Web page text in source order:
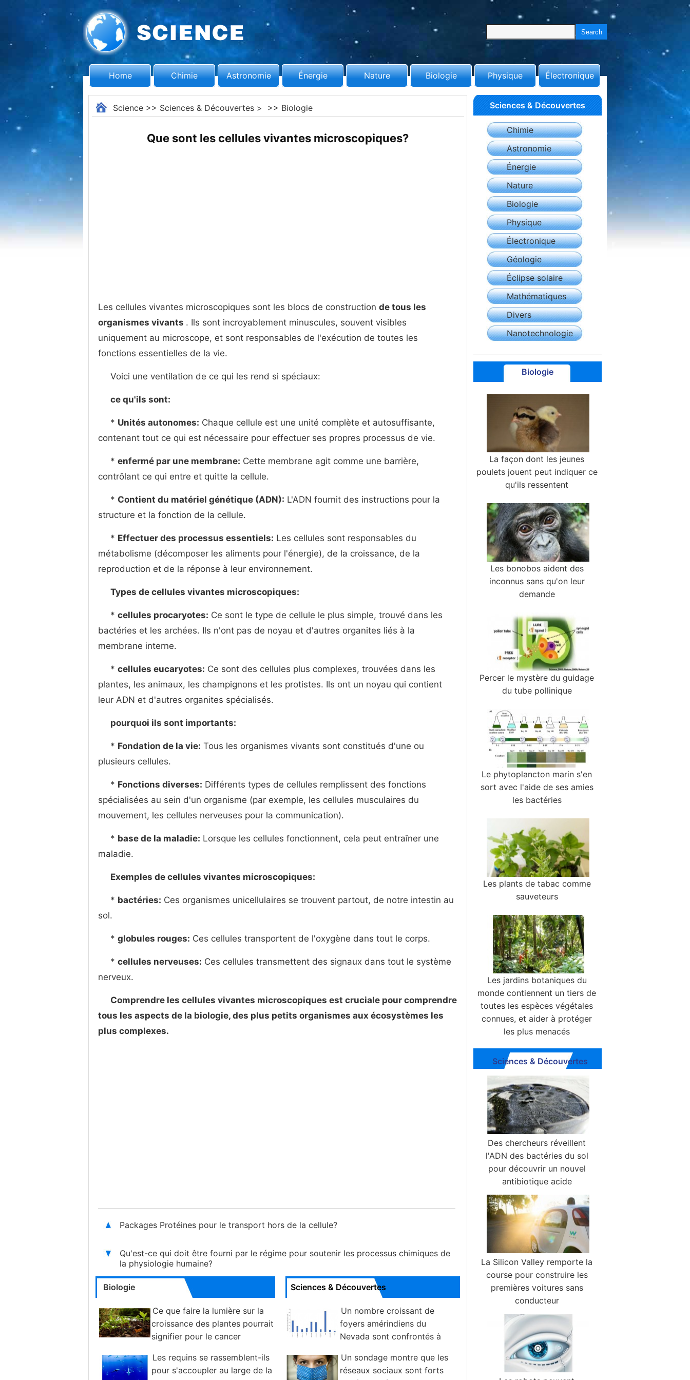
Home Chimie Astronomie Énergie Nature Biologie Physique Électronique
Science>> Sciences & Découvertes> >> Biologie
Que sont les cellules vivantes microscopiques?
Les cellules vivantes microscopiques sont les blocs de construction de tous les
organismes vivants . Ils sont incroyablement minuscules, souvent visibles
uniquement au microscope, et sont responsables de l'exécution de toutes les
fonctions essentielles de la vie.
Voici une ventilation de ce qui les rend si spéciaux:
ce qu'ils sont:
* Unités autonomes: Chaque cellule est une unité complète et autosuffisante,
contenant tout ce qui est nécessaire pour effectuer ses propres processus de vie.
* enfermé par une membrane: Cette membrane agit comme une barrière,
contrôlant ce qui entre et quitte la cellule.
* Contient du matériel génétique (ADN): L'ADN fournit des instructions pour la
structure et la fonction de la cellule.
* Effectuer des processus essentiels: Les cellules sont responsables du
métabolisme (décomposer les aliments pour l'énergie), de la croissance, de la
reproduction et de la réponse à leur environnement.
Types de cellules vivantes microscopiques:
* cellules procaryotes: Ce sont le type de cellule le plus simple, trouvé dans les
bactéries et les archées. Ils n'ont pas de noyau et d'autres organites liés à la
membrane interne.
* cellules eucaryotes: Ce sont des cellules plus complexes, trouvées dans les
plantes, les animaux, les champignons et les protistes. Ils ont un noyau qui contient
leur ADN et d'autres organites spécialisés.
pourquoi ils sont importants:
* Fondation de la vie: Tous les organismes vivants sont constitués d'une ou
plusieurs cellules.
* Fonctions diverses: Différents types de cellules remplissent des fonctions
spécialisées au sein d'un organisme (par exemple, les cellules musculaires du
mouvement, les cellules nerveuses pour la communication).
* base de la maladie: Lorsque les cellules fonctionnent, cela peut entraîner une
maladie.
Exemples de cellules vivantes microscopiques:
* bactéries: Ces organismes unicellulaires se trouvent partout, de notre intestin au
sol.
* globules rouges: Ces cellules transportent de l'oxygène dans tout le corps.
* cellules nerveuses: Ces cellules transmettent des signaux dans tout le système
nerveux.
Comprendre les cellules vivantes microscopiques est cruciale pour comprendre
tous les aspects de la biologie, des plus petits organismes aux écosystèmes les
plus complexes.
Packages Protéines pour le transport hors de la cellule?
Qu'est-ce qui doit être fourni par le régime pour soutenir les processus chimiques de
la physiologie humaine?
Biologie
Ce que faire la lumière sur la
croissance des plantes pourrait
signifier pour le cancer
Les requins se rassemblent-ils
pour s'accoupler au large de la
Sciences & Découvertes
Un nombre croissant de
foyers amérindiens du
Nevada sont confrontés à
de l'eau
Un sondage montre que les
réseaux sociaux sont forts
Sciences & Découvertes
Chimie
Astronomie
Énergie
Nature
Biologie
Physique
Électronique
Géologie
Éclipse solaire
Mathématiques
Divers
Nanotechnologie
Biologie
La façon dont les jeunes
poulets jouent peut indiquer ce
qu'ils ressentent
Les bonobos aident des
inconnus sans qu'on leur
demande
Percer le mystère du guidage
du tube pollinique
Le phytoplancton marin s'en
sort avec l'aide de ses amies
les bactéries
Les plants de tabac comme
sauveteurs
Les jardins botaniques du
monde contiennent un tiers de
toutes les espèces végétales
connues, et aider à protéger
les plus menacés
Sciences & Découvertes
Des chercheurs réveillent
l'ADN des bactéries du sol
pour découvrir un nouvel
antibiotique acide
La Silicon Valley remporte la
course pour construire les
premières voitures sans
conducteur